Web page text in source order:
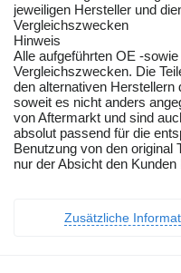
jeweiligen Hersteller und
Vergleichszwecken
Hinweis
Alle aufgeführten OE -
Vergleichszwecken. Die
den alternativen Herstellern
soweit es nicht anders
von Aftermarkt und sind
absolut passend für die
Benutzung von den original
nur der Absicht den
Zusätzliche